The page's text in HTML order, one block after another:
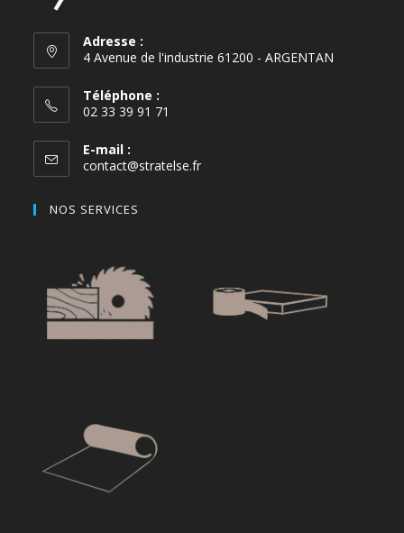
Adresse :
4 Avenue de l'industrie 61200 - ARGENTAN
Téléphone :
02 33 39 91 71
E-mail :
contact@stratelse.fr
NOS SERVICES